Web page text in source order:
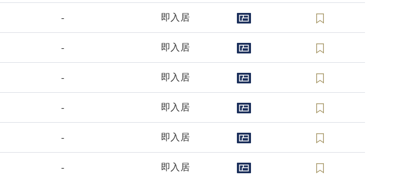
- 即入居
- 即入居
- 即入居
- 即入居
- 即入居
- 即入居